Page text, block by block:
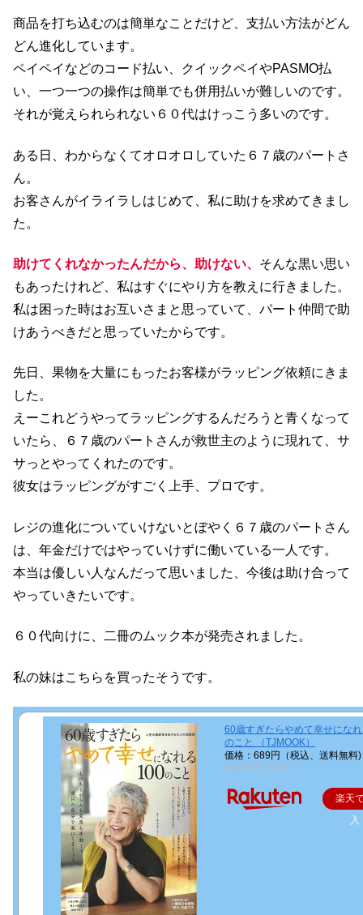
商品を打ち込むのは簡単なことだけど、支払い方法がどん
どん進化しています。
ペイペイなどのコード払い、クイックペイやPASMO払
い、一つ一つの操作は簡単でも併用払いが難しいのです。
それが覚えられられない６０代はけっこう多いのです。
ある日、わからなくてオロオロしていた６７歳のパートさ
ん。
お客さんがイライラしはじめて、私に助けを求めてきまし
た。
助けてくれなかったんだから、助けない、 そんな黒い思い
もあったけれど、私はすぐにやり方を教えに行きました。
私は困った時はお互いさまと思っていて、パート仲間で助
けあうべきだと思っていたからです。
先日、果物を大量にもったお客様がラッピング依頼にきま
した。
えーこれどうやってラッピングするんだろうと青くなって
いたら、６７歳のパートさんが救世主のように現れて、サ
サっとやってくれたのです。
彼女はラッピングがすごく上手、プロです。
レジの進化についていけないとぼやく６７歳のパートさん
は、年金だけではやっていけずに働いている一人です。
本当は優しい人なんだって思いました、今後は助け合って
やっていきたいです。
６０代向けに、二冊のムック本が発売されました。
私の妹はこちらを買ったそうです。
60歳すぎたらやめて幸せにな
のこと （TJMOOK）
価格：689円（税込、送料無料)
(2022/6/12時点)
楽天
入